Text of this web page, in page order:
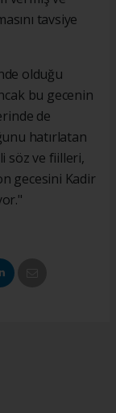
tavsiye
olduğu
bu gecenin
de
hatırlatan
söz ve fiilleri,
gecesini Kadir